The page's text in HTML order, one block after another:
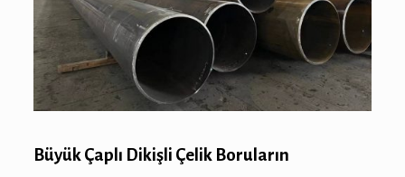
Büyük Çaplı Dikişli Çelik Boruların